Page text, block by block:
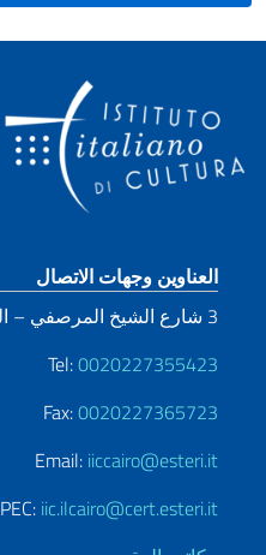
قسم التذييل
العناوين وجهات الاتصال
3 شارع الشيخ المرصفي – الزمالك – القاهرة
Tel:0020227355423
Fax:0020227365723
Email: iiccairo@esteri.it
PEC: iic.ilcairo@cert.esteri.it